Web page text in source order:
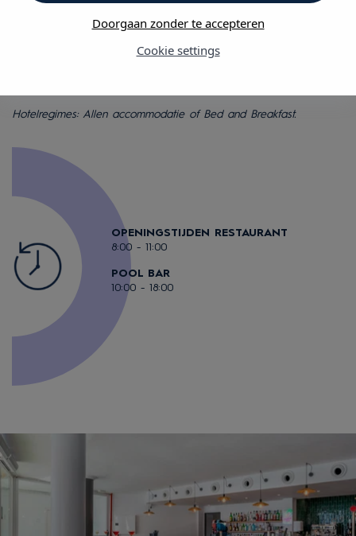
Daarnaast heeft Vibra Tivoli Appartementen een Snackbar bij
Hotelregimes: Allen accommodatie of Bed and Breakfast.
OPENINGSTIJDEN RESTAURANT
8:00 - 11:00
POOL BAR
10:00 - 18:00
Cookie settings
Doorgaan zonder te accepteren